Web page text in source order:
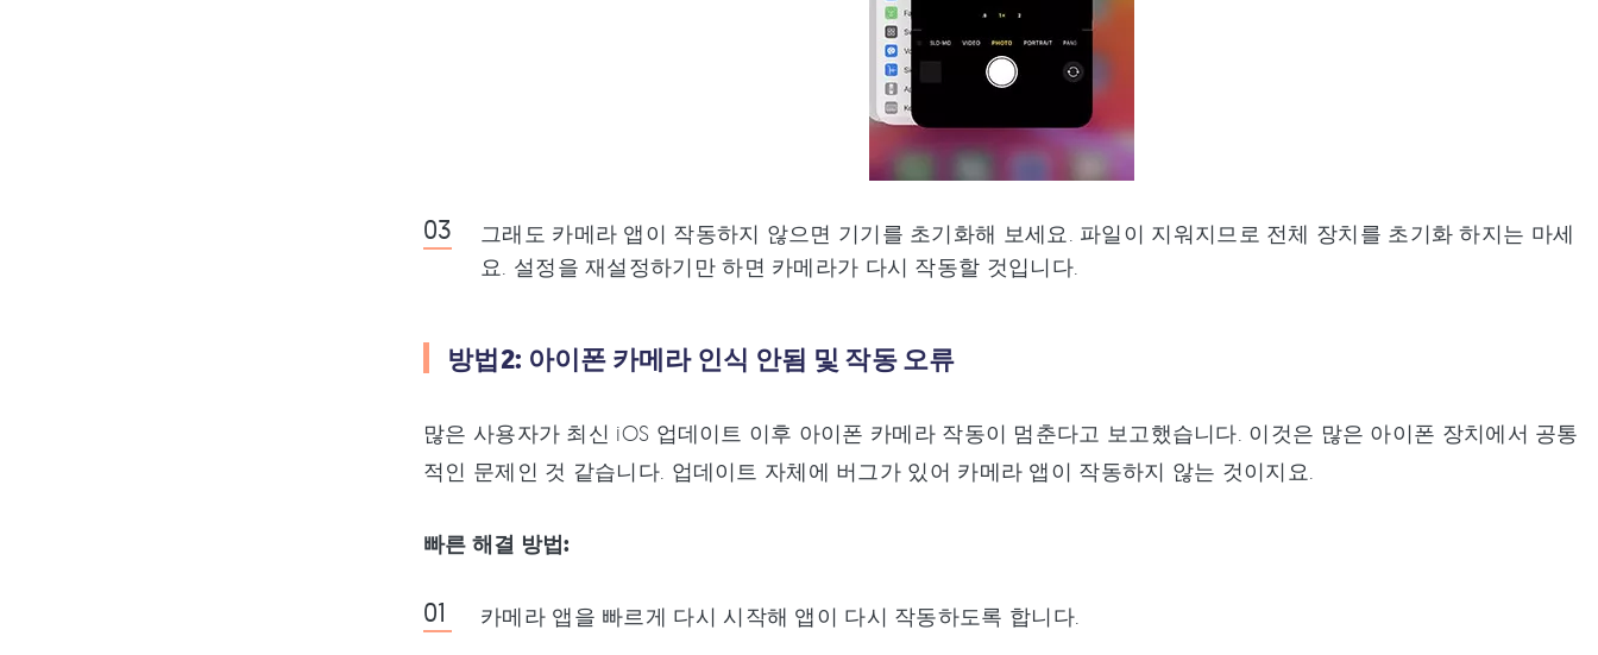
그래도 카메라 앱이 작동하지 않으면 기기를 초기화해 보세요. 파일이 지워지므로 전체 장치를 초기화 하지는 마세
요. 설정을 재설정하기만 하면 카메라가 다시 작동할 것입니다.
방법2: 아이폰 카메라 인식 안됨 및 작동 오류
많은 사용자가 최신 iOS 업데이트 이후 아이폰 카메라 작동이 멈춘다고 보고했습니다. 이것은 많은 아이폰 장치에서 공통
적인 문제인 것 같습니다. 업데이트 자체에 버그가 있어 카메라 앱이 작동하지 않는 것이지요.
빠른 해결 방법:
카메라 앱을 빠르게 다시 시작해 앱이 다시 작동하도록 합니다.